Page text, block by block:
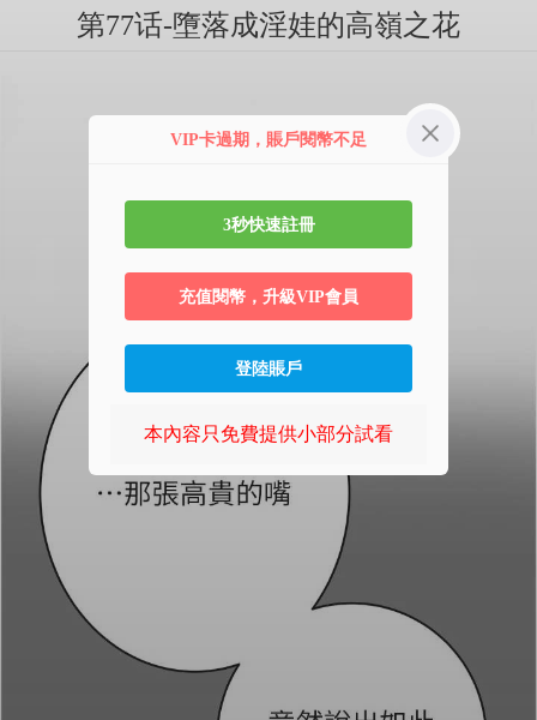
第77话-墮落成淫娃的高嶺之花
VIP卡過期，賬戶閱幣不足
3秒快速註冊
充值閱幣，升級VIP會員
登陸賬戶
本內容只免費提供小部分試看